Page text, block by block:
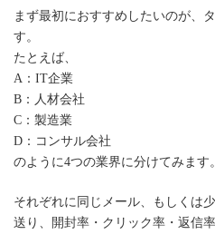
まず最初におすすめしたいのが、
す。
たとえば、
A：IT企業
B：人材会社
C：製造業
D：コンサル会社
のように4つの業界に分けてみます。
それぞれに同じメール、もしくは
送り、開封率・クリック率・返信